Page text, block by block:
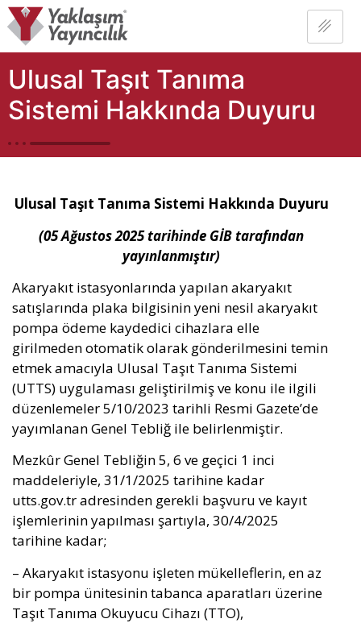
Ulusal Taşıt Tanıma
Sistemi Hakkında Duyuru
Ulusal Taşıt Tanıma Sistemi Hakkında Duyuru
(05 Ağustos 2025 tarihinde GİB tarafından
yayınlanmıştır)
Akaryakıt istasyonlarında yapılan akaryakıt
satışlarında plaka bilgisinin yeni nesil akaryakıt
pompa ödeme kaydedici cihazlara elle
girilmeden otomatik olarak gönderilmesini temin
etmek amacıyla Ulusal Taşıt Tanıma Sistemi
(UTTS) uygulaması geliştirilmiş ve konu ile ilgili
düzenlemeler 5/10/2023 tarihli Resmi Gazete’de
yayımlanan Genel Tebliğ ile belirlenmiştir.
Mezkûr Genel Tebliğin 5, 6 ve geçici 1 inci
maddeleriyle, 31/1/2025 tarihine kadar
utts.gov.tr adresinden gerekli başvuru ve kayıt
işlemlerinin yapılması şartıyla, 30/4/2025
tarihine kadar;
– Akaryakıt istasyonu işleten mükelleflerin, en az
bir pompa ünitesinin tabanca aparatları üzerine
Taşıt Tanıma Okuyucu Cihazı (TTO),